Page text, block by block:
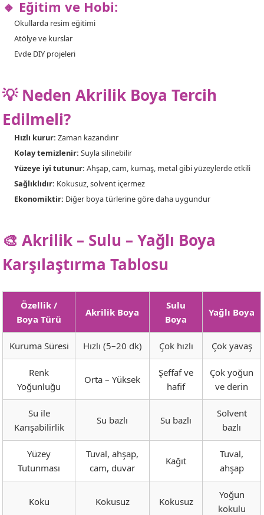
🔸 Eğitim ve Hobi:
Okullarda resim eğitimi
Atölye ve kurslar
Evde DIY projeleri
💡 Neden Akrilik Boya Tercih
Edilmeli?
Hızlı kurur: Zaman kazandırır
Kolay temizlenir: Suyla silinebilir
Yüzeye iyi tutunur: Ahşap, cam, kumaş, metal gibi yüzeylerde etkili
Sağlıklıdır: Kokusuz, solvent içermez
Ekonomiktir: Diğer boya türlerine göre daha uygundur
🎨 Akrilik – Sulu – Yağlı Boya
Karşılaştırma Tablosu
Özellik /
Boya Türü
Akrilik Boya
Sulu
Boya
Yağlı Boya
Kuruma Süresi Hızlı (5–20 dk) Çok hızlı Çok yavaş
Renk
Yoğunluğu
Orta – Yüksek
Şeffaf ve
hafif
Çok yoğun
ve derin
Su ile
Karışabilirlik
Su bazlı Su bazlı
Solvent
bazlı
Yüzey
Tutunması
Tuval, ahşap,
cam, duvar
Kağıt
Tuval,
ahşap
Koku Kokusuz Kokusuz
Yoğun
kokulu